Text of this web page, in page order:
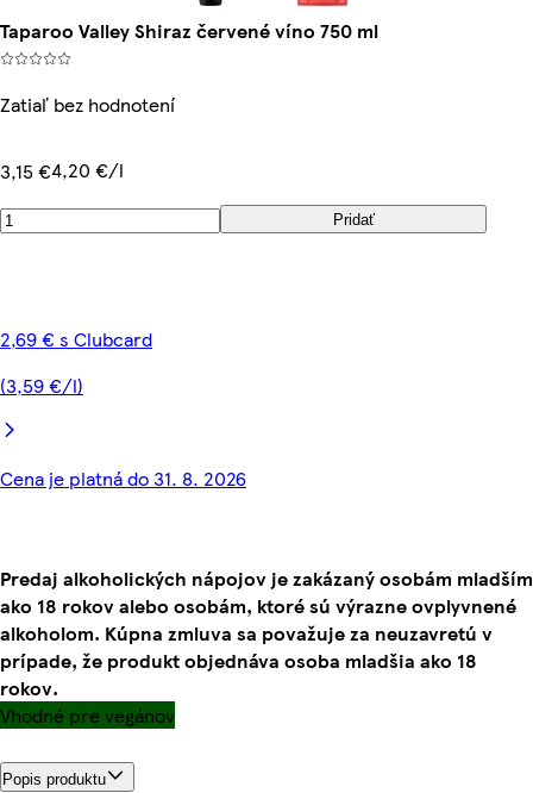
Taparoo Valley Shiraz červené víno 750 ml
Zatiaľ bez hodnotení
3,15 €4,20 €/l
Pridať
2,69 € s Clubcard
(3,59 €/l)
Cena je platná do 31. 8. 2026
Predaj alkoholických nápojov je zakázaný osobám mladším
ako 18 rokov alebo osobám, ktoré sú výrazne ovplyvnené
alkoholom. Kúpna zmluva sa považuje za neuzavretú v
prípade, že produkt objednáva osoba mladšia ako 18
rokov.
Vhodné pre vegánov
Popis produktu